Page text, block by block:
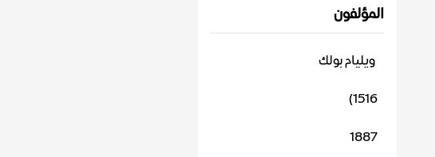
المؤلفون
‬ ويليام بولك
1516)
1887